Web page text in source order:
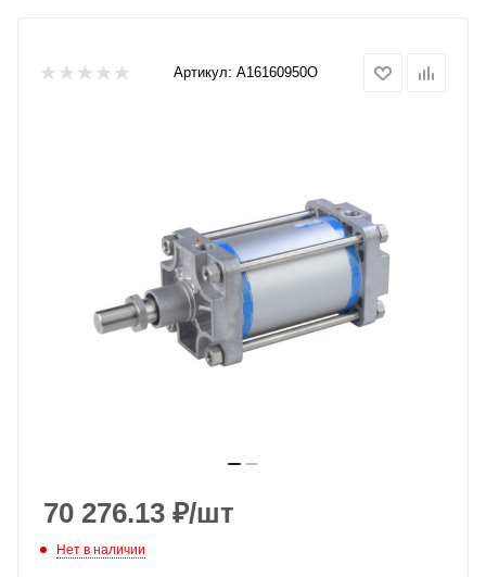
Артикул: A16160950O
70 276.13 ₽/шт
Нет в наличии